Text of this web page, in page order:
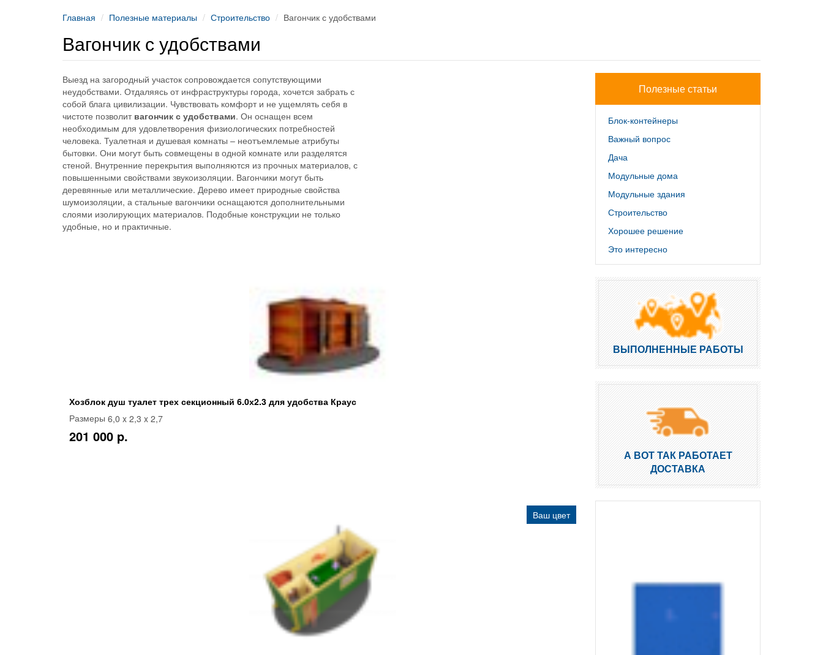
Главная Полезные материалы Строительство Вагончик с удобствами
Вагончик с удобствами
Выезд на загородный участок сопровождается сопутствующими
неудобствами. Отдаляясь от инфраструктуры города, хочется забрать с
собой блага цивилизации. Чувствовать комфорт и не ущемлять себя в
чистоте позволит вагончик с удобствами. Он оснащен всем
необходимым для удовлетворения физиологических потребностей
человека. Туалетная и душевая комнаты – неотъемлемые атрибуты
бытовки. Они могут быть совмещены в одной комнате или разделятся
стеной. Внутренние перекрытия выполняются из прочных материалов, с
повышенными свойствами звукоизоляции. Вагончики могут быть
деревянные или металлические. Дерево имеет природные свойства
шумоизоляции, а стальные вагончики оснащаются дополнительными
слоями изолирующих материалов. Подобные конструкции не только
удобные, но и практичные.
Хозблок душ туалет трех секционный 6.0х2.3 для удобства Краус
Размеры 6,0 x 2,3 x 2,7
201 000 p.
Ваш цвет
Полезные статьи
Блок-контейнеры
Важный вопрос
Дача
Модульные дома
Модульные здания
Строительство
Хорошее решение
Это интересно
ВЫПОЛНЕННЫЕ РАБОТЫ
А ВОТ ТАК РАБОТАЕТ
ДОСТАВКА